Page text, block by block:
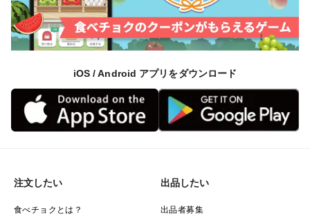
iOS / Android アプリをダウンロード
注文したい
食べチョクとは？
出品したい
出品者募集